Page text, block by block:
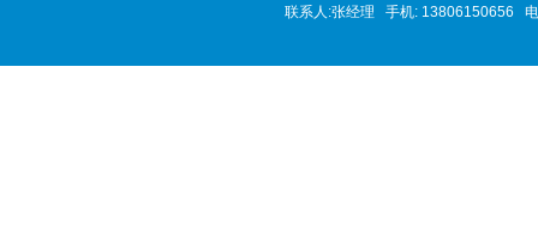
联系人:张经理 手机: 13806150656